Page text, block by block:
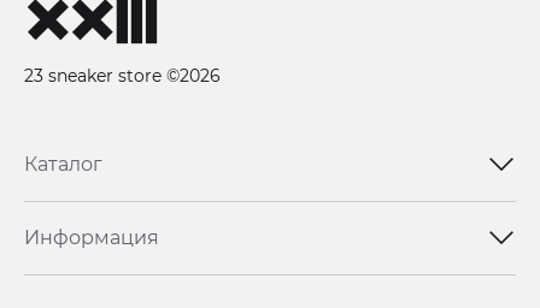
23 sneaker store ©2026
Каталог
Информация